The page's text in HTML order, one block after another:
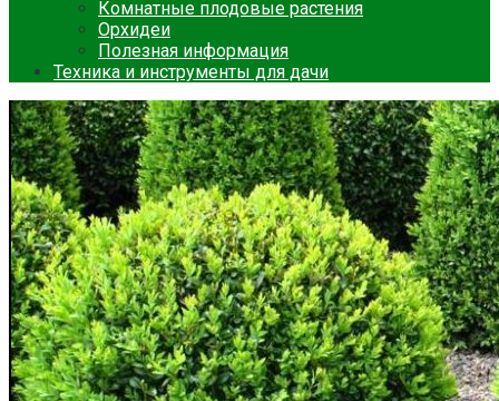
Комнатные плодовые растения
Орхидеи
Полезная информация
Техника и инструменты для дачи